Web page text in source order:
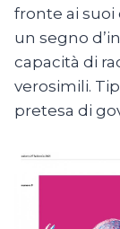
fronte ai suoi
un segno
capacità di
verosimili.
pretesa di